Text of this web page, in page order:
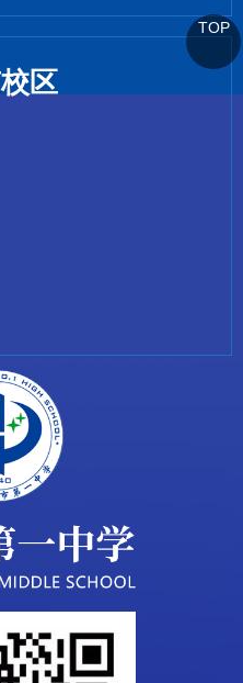
区
TOP